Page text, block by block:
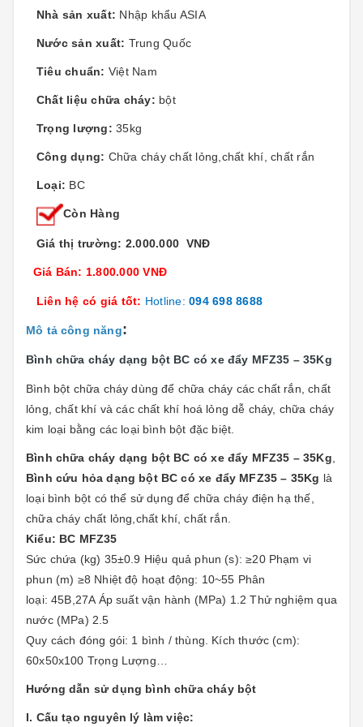
Nhà sản xuất: Nhập khẩu ASIA
Nước sản xuất: Trung Quốc
Tiêu chuẩn: Việt Nam
Chất liệu chữa cháy: bột
Trọng lượng: 35kg
Công dụng: Chữa cháy chất lỏng,chất khí, chất rắn
Loại: BC
Còn Hàng
Giá thị trường: 2.000.000 VNĐ
Giá Bán: 1.800.000 VNĐ
Liên hệ có giá tốt: Hotline: 094 698 8688
Mô tả công năng:
Bình chữa cháy dạng bột BC có xe đẩy MFZ35 – 35Kg
Bình bột chữa cháy dùng để chữa cháy các chất rắn, chất
lỏng, chất khí và các chất khí hoá lỏng dễ cháy, chữa cháy
kim loại bằng các loại bình bột đặc biệt.
Bình chữa cháy dạng bột BC có xe đẩy MFZ35 – 35Kg
Bình cứu hỏa dạng bột BC có xe đẩy MFZ35 – 35Kg là
loại bình bột có thể sử dụng để chữa cháy điện hạ thế,
chữa cháy chất lỏng,chất khí, chất rắn.
Kiểu: BC MFZ35
Sức chứa (kg) 35±0.9 Hiệu quả phun (s): ≥20 Phạm vi
phun (m) ≥8 Nhiệt độ hoạt động: 10~55 Phân
loại: 45B,27A Áp suất vận hành (MPa) 1.2 Thử nghiệm qua
nước (MPa) 2.5
Quy cách đóng gói: 1 bình / thùng. Kích thước (cm):
60x50x100 Trọng Lượng…
Hướng dẫn sử dụng bình chữa cháy bột
I. Cấu tạo nguyên lý làm việc: